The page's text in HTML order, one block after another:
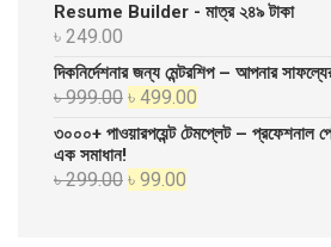
৳ 20,000.00.৳
Resume Builder - মাত্র ২৪৯ টাকা
৳ 249.00
দিকনির্দেশনার জন্য মেন্টরশিপ – আপনার
৳999.00 Original
price
৳ 999.00.
৳ 499.00
price
৩০০০+ পাওয়ারপয়েন্ট টেমপ্লেট – প্রফেশনাল
এক সমাধান!
৳299.00 Original
৳ 99.00